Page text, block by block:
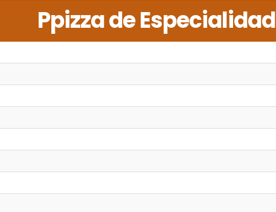
Ppizza de Especialidad